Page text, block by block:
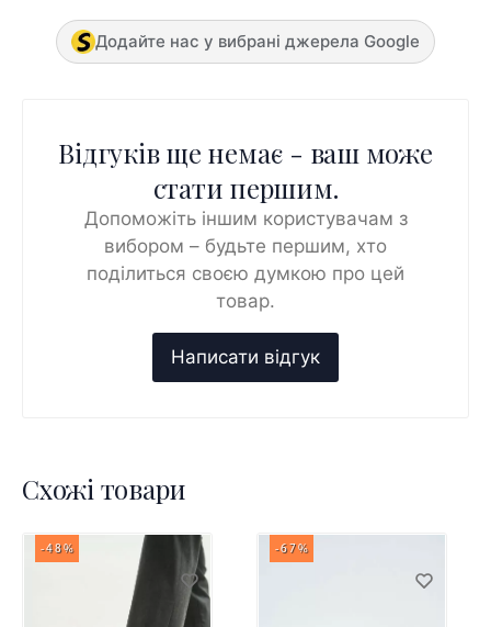
Додайте нас у вибрані джерела Google
Відгуків ще немає - ваш може
стати першим.
Допоможіть іншим користувачам з
вибором – будьте першим, хто
поділиться своєю думкою про цей
товар.
Схожі товари
-48% -67%